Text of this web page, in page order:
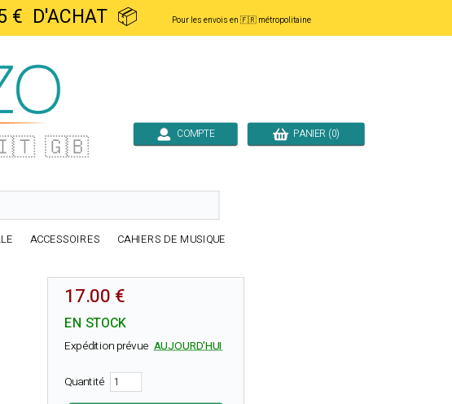
€ D'ACHAT 📦 Pour les envois en 🇫🇷 métropolitaine
🇬🇧 COMPTE PANIER (0)
ACCESSOIRES CAHIERS DE MUSIQUE
17.00 €
EN STOCK
Expédition prévueAUJOURD'HUI
Quantité